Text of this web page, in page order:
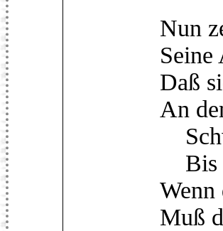
Nun
Seine
Daß
An
Bis
Wenn
Muß